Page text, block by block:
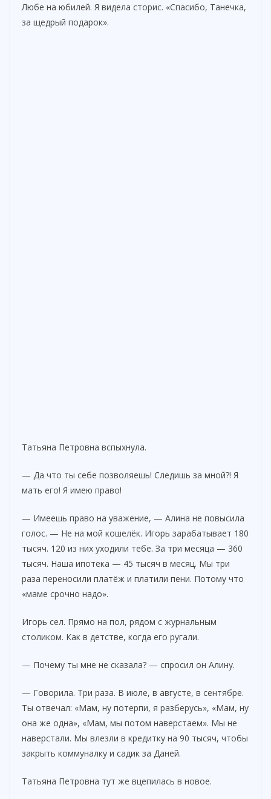
Любе на юбилей. Я видела сторис. «Спасибо, Танечка,
за щедрый подарок».
Татьяна Петровна вспыхнула.
— Да что ты себе позволяешь! Следишь за мной?! Я
мать его! Я имею право!
— Имеешь право на уважение, — Алина не повысила
голос. — Не на мой кошелёк. Игорь зарабатывает 180
тысяч. 120 из них уходили тебе. За три месяца — 360
тысяч. Наша ипотека — 45 тысяч в месяц. Мы три
раза переносили платёж и платили пени. Потому что
«маме срочно надо».
Игорь сел. Прямо на пол, рядом с журнальным
столиком. Как в детстве, когда его ругали.
— Почему ты мне не сказала? — спросил он Алину.
— Говорила. Три раза. В июле, в августе, в сентябре.
Ты отвечал: «Мам, ну потерпи, я разберусь», «Мам, ну
она же одна», «Мам, мы потом наверстаем». Мы не
наверстали. Мы влезли в кредитку на 90 тысяч, чтобы
закрыть коммуналку и садик за Даней.
Татьяна Петровна тут же вцепилась в новое.